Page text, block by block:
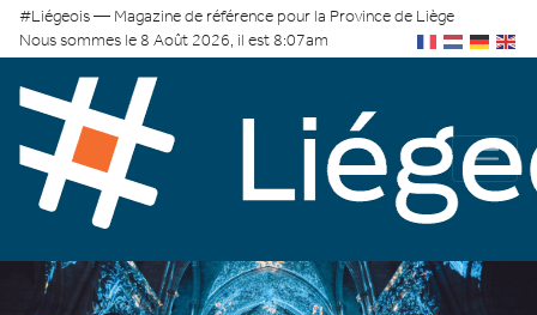
#Liégeois — Magazine de référence pour la Province de Liège
Nous sommes le 8 Août 2026, il est 8:07am